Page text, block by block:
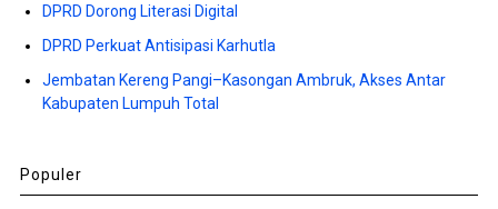
DPRD Dorong Literasi Digital
DPRD Perkuat Antisipasi Karhutla
Jembatan Kereng Pangi–Kasongan Ambruk, Akses Antar
Kabupaten Lumpuh Total
Populer